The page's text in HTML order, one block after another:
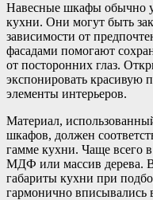
Навесные шкафы обычно
кухни. Они могут быть
зависимости от
фасадами помогают
от посторонних глаз.
экспонировать красивую
элементы интерьеров.
Материал,
шкафов, должен
гамме кухни. Чаще всего
МДФ или массив дерева.
габариты кухни при
гармонично вписывались